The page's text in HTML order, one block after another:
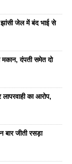
जेल में बंद भाई से
मकान, दंपती समेत दो
का आरोप,
बार जीती रसड़ा